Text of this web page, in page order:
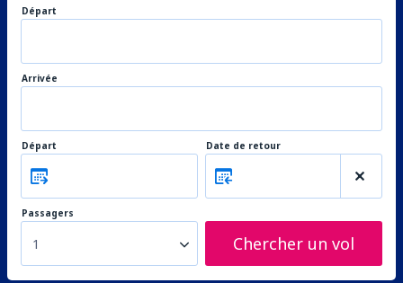
Départ
Arrivée
Départ Date de retour
Passagers
1 Chercher un vol